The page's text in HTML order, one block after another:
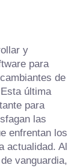
y
para
de
última
para
las
enfrentan los
actualidad. Al
vanguardia,